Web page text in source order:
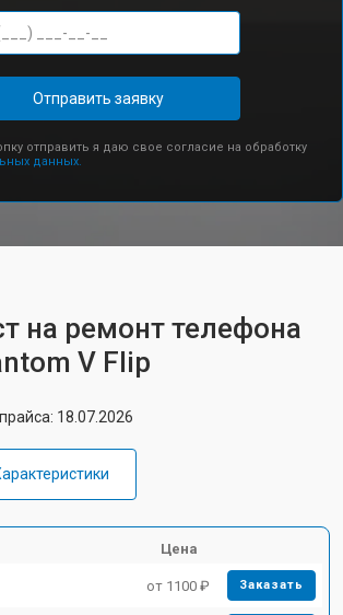
Отправить заявку
отправить я даю свое согласие на обработку
данных.
на ремонт телефона
V Flip
18.07.2026
Цена
от 1100 ₽ Заказать